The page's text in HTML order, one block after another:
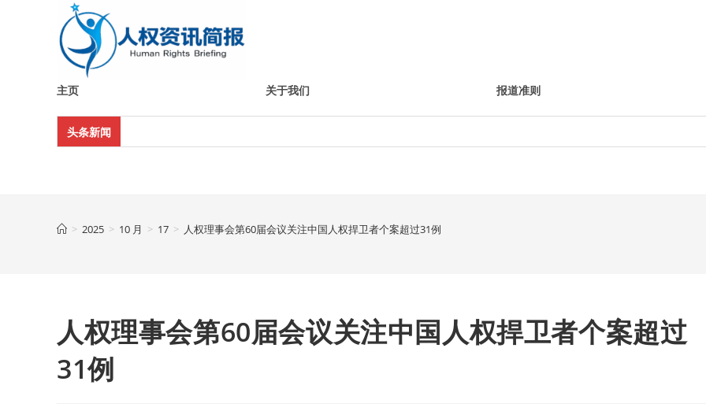
主页 关于我们 报道准则
头条新闻
> 2025 > 10 月 > 17 > 人权理事会第60届会议关注中国人权捍卫者个案超过31例
人权理事会第60届会议关注中国人权捍卫者个案超过
31例